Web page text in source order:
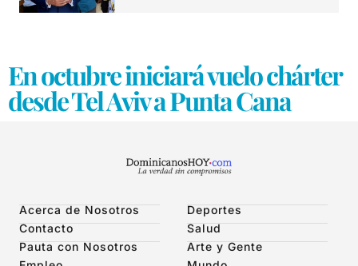
En octubre iniciará vuelo chárter
desde Tel Aviv a Punta Cana
Acerca de Nosotros
Contacto
Pauta con Nosotros
Deportes
Salud
Arte y Gente